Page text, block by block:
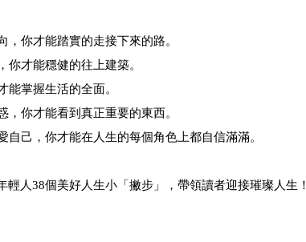
，你才能踏實的走接下來的路。
你才能穩健的往上建築。
能掌握生活的全面。
，你才能看到真正重要的東西。
自己，你才能在人生的每個角色上都自信滿滿。
輕人38個美好人生小「撇步」，帶領讀者迎接璀璨人生！